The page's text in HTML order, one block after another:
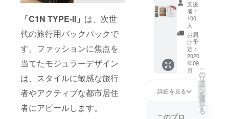
「C1N TYPE-II」 は、次世
代の旅行用バックパックで
す。ファッションに焦点を
当てたモジュラーデザイン
は、スタイルに敏感な旅行
者やアクティブな都市居住
者にアピールします。
（Field
pack）
1個 ・
トラベ
ルパッ
（Trave
pack）
1個 ・
ダース
トラッ
（Shoul
F カメ
ラバッ
（Cam
bag）
ト内
容： ・
バック
パック
1個 ・
支援
者：
100
人
お届
け予
定：
2020
年09
月
詳細を見る
こ
の
リ
タ
ー
ン
を
選
択
す
る
このプロ